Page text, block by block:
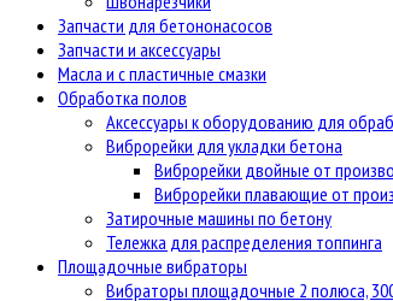
Запчасти для бетононасосов
Запчасти и аксессуары
Масла и с пластичные смазки
Обработка полов
Аксессуары к оборудованию для
Виброрейки для укладки бетона
Виброрейки двойные от
Виброрейки плавающие от
Затирочные машины по бетону
Тележка для распределения топпинга
Площадочные вибраторы
Вибраторы площадочные 2 полюса,